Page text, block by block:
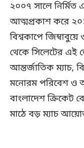
২০০৭ সালে নির্মিত
আত্মপ্রকাশ করে
বিশ্বকাপে
থেকে সিলেটের
আন্তর্জাতিক ম্যাচ,
মনোরম পরিবেশ ও
বাংলাদেশ ক্রিকেট
মাঠে বড় ম্যাচ